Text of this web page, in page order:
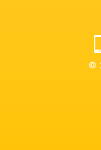
©